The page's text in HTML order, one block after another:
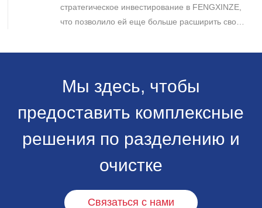
хроматографии.
стратегическое инвестирование в FENGXINZE,
что позволило ей еще больше расширить свое
хроматографии и укрепить свои позиции в
биологических науках.
Мы здесь, чтобы
предоставить комплексные
решения по разделению и
очистке
Связаться с нами